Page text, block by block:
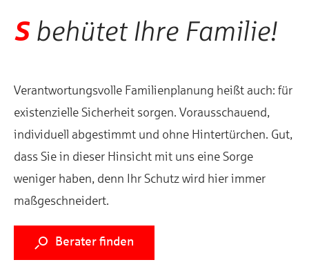
Sbehütet Ihre Familie!
Verantwortungsvolle Familienplanung heißt auch: für
existenzielle Sicherheit sorgen. Vorausschauend,
individuell abgestimmt und ohne Hintertürchen. Gut,
dass Sie in dieser Hinsicht mit uns eine Sorge
weniger haben, denn Ihr Schutz wird hier immer
maßgeschneidert.
s Berater finden